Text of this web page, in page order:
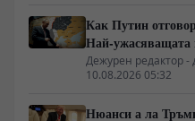
Как Путин
Най-ужасяващата
война. Пълно
разрушен.
Дежурен редактор -
10.08.2026 05:32
Нюанси а ла